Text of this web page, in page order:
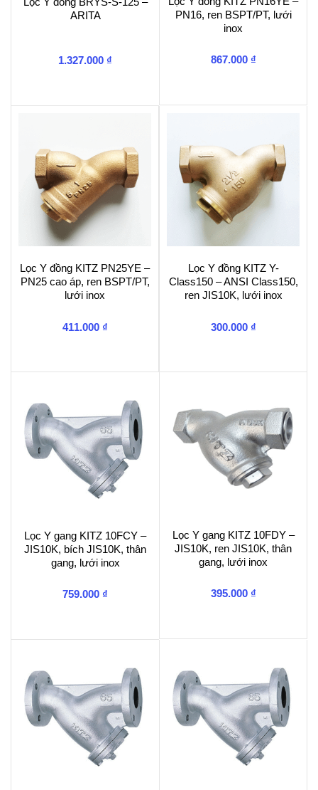
ARITA
1.327.000 ₫
PN16, ren BSPT/PT, lưới
inox
867.000 ₫
Lọc Y đồng KITZ PN25YE –
PN25 cao áp, ren BSPT/PT,
lưới inox
411.000 ₫
Lọc Y đồng KITZ Y-
Class150 – ANSI Class150,
ren JIS10K, lưới inox
300.000 ₫
Lọc Y gang KITZ 10FCY –
JIS10K, bích JIS10K, thân
gang, lưới inox
759.000 ₫
Lọc Y gang KITZ 10FDY –
JIS10K, ren JIS10K, thân
gang, lưới inox
395.000 ₫